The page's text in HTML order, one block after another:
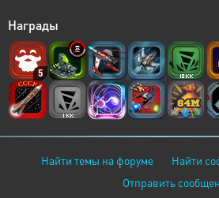
Награды
5
Найти темы на форуме
Найти
Отправить